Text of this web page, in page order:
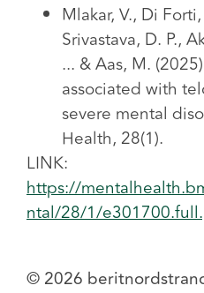
Mlakar, V., Di
Srivastava, D. P.,
... & Aas, M.
associated with
severe mental
Health, 28(1).
LINK:
https://
ntal/28/1/
© 2026